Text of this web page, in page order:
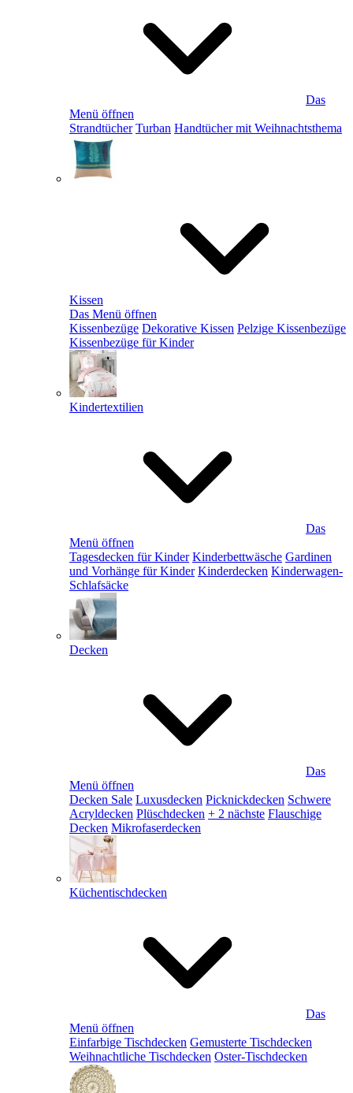
Das
Menü öffnen
Strandtücher Turban Handtücher mit Weihnachtsthema
Kissen
Das Menü öffnen
Kissenbezüge Dekorative Kissen Pelzige Kissenbezüge
Kissenbezüge für Kinder
Kindertextilien
Das
Menü öffnen
Tagesdecken für Kinder Kinderbettwäsche Gardinen
und Vorhänge für Kinder Kinderdecken Kinderwagen-
Schlafsäcke
Decken
Das
Menü öffnen
Decken Sale Luxusdecken Picknickdecken Schwere
Acryldecken Plüschdecken + 2 nächste Flauschige
Decken Mikrofaserdecken
Küchentischdecken
Das
Menü öffnen
Einfarbige Tischdecken Gemusterte Tischdecken
Weihnachtliche Tischdecken Oster-Tischdecken